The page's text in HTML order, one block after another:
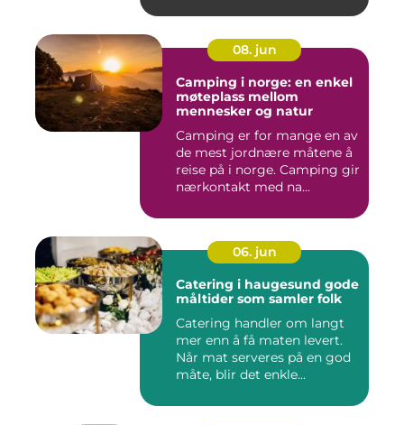
08. jun
Camping i norge: en enkel
møteplass mellom
mennesker og natur
Camping er for mange en av
de mest jordnære måtene å
reise på i norge. Camping gir
nærkontakt med na...
06. jun
Catering i haugesund gode
måltider som samler folk
Catering handler om langt
mer enn å få maten levert.
Når mat serveres på en god
måte, blir det enkle...